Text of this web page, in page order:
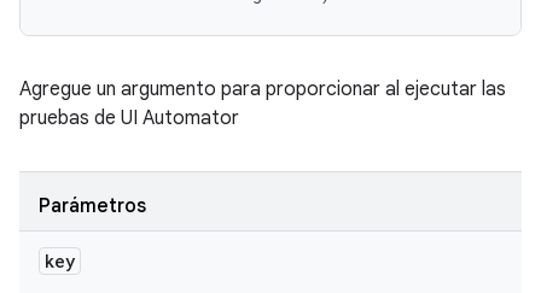
Agregue un argumento para proporcionar al ejecutar las
pruebas de UI Automator
Parámetros
key